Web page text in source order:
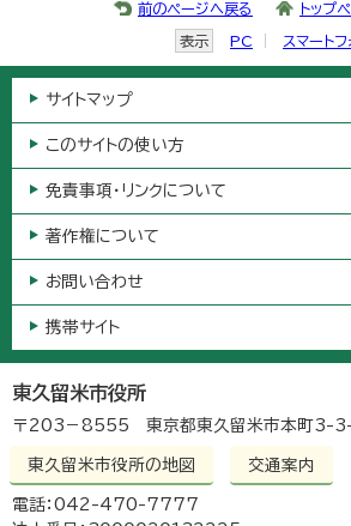
前のページへ戻る トップ
表示 PC スマートフ
サイトマップ
このサイトの使い方
免責事項・リンクについて
著作権について
お問い合わせ
携帯サイト
東久留米市役所
〒203－8555 東京都東久留米市本町3-
東久留米市役所の地図 交通案内
電話：042-470-7777